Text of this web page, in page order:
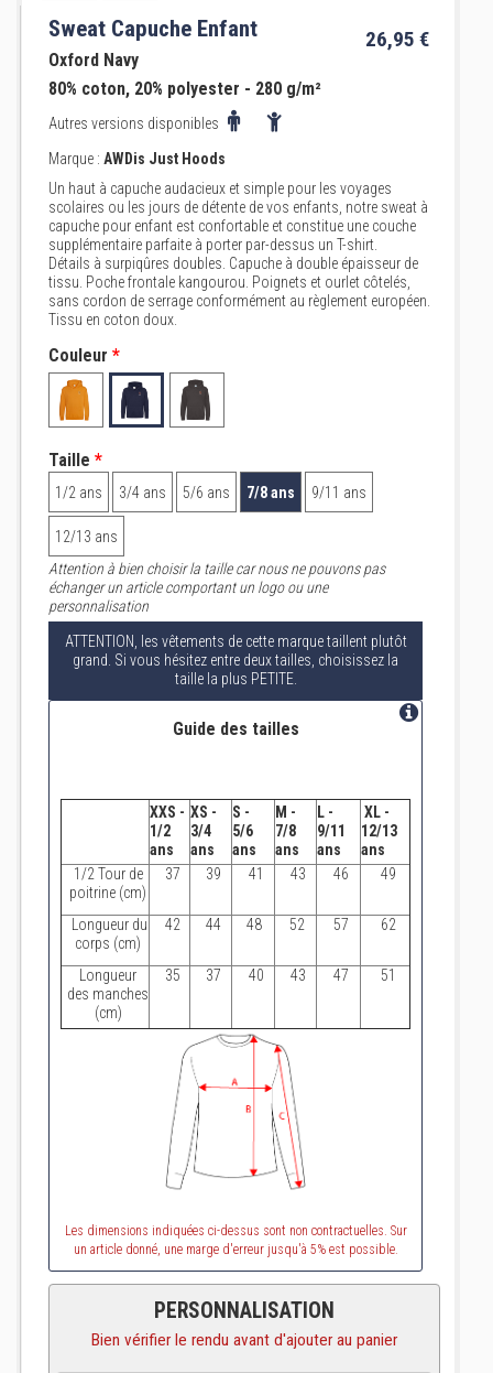
Sweat Capuche Enfant 26,95 €
Oxford Navy
80% coton, 20% polyester - 280 g/m²
Autres versions disponibles
Marque : AWDis Just Hoods
Un haut à capuche audacieux et simple pour les voyages
scolaires ou les jours de détente de vos enfants, notre sweat à
capuche pour enfant est confortable et constitue une couche
supplémentaire parfaite à porter par-dessus un T-shirt.
Détails à surpiqûres doubles. Capuche à double épaisseur de
tissu. Poche frontale kangourou. Poignets et ourlet côtelés,
sans cordon de serrage conformément au règlement européen.
Tissu en coton doux.
Couleur *
Taille *
1/2 ans 3/4 ans 5/6 ans 7/8 ans 9/11 ans
12/13 ans
Attention à bien choisir la taille car nous ne pouvons pas
échanger un article comportant un logo ou une
personnalisation
ATTENTION, les vêtements de cette marque taillent plutôt
grand. Si vous hésitez entre deux tailles, choisissez la
taille la plus PETITE.
Guide des tailles
XXS -
1/2
ans
XS -
3/4
ans
S -
5/6
ans
M -
7/8
ans
L -
9/11
ans
XL -
12/13
ans
1/2 Tour de
poitrine (cm)
37 39 41 43 46 49
Longueur du
corps (cm)
42 44 48 52 57 62
Longueur
des manches
(cm)
35 37 40 43 47 51
Les dimensions indiquées ci-dessus sont non contractuelles. Sur
un article donné, une marge d'erreur jusqu'à 5% est possible.
PERSONNALISATION
Bien vérifier le rendu avant d'ajouter au panier